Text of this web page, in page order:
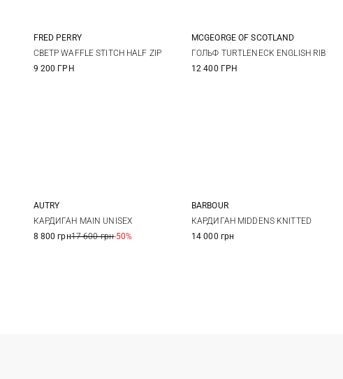
M L XL XXL
FRED PERRY
СВЕТР WAFFLE STITCH HALF ZIP
9 200 ГРН
48 50 52 54
MCGEORGE OF SCOTLAND
ГОЛЬФ TURTLENECK ENGLISH RIB
12 400 ГРН
S M L
AUTRY
КАРДИГАН MAIN UNISEX
8 800 грн17 600 грн-50%
XS S M
BARBOUR
КАРДИГАН MIDDENS KNITTED
14 000 грн